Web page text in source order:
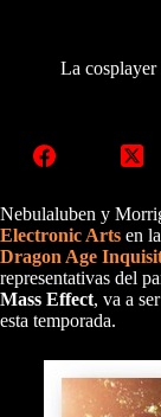
La
Nebulaluben y
Electronic Arts en
Dragon Age
representativas del
Mass Effect, va a
esta temporada.